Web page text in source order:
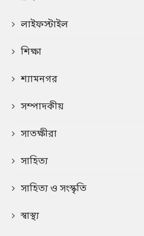
লাইফস্টাইল
শিক্ষা
শ্যামনগর
সম্পাদকীয়
সাতক্ষীরা
সাহিত্য
সাহিত্য ও সংস্কৃতি
স্বাস্থ্য